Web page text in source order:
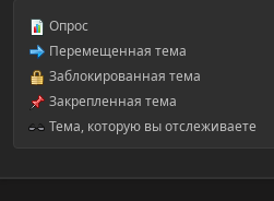
Опрос
Перемещенная тема
Заблокированная тема
Закрепленная тема
Тема, которую вы отслеживаете